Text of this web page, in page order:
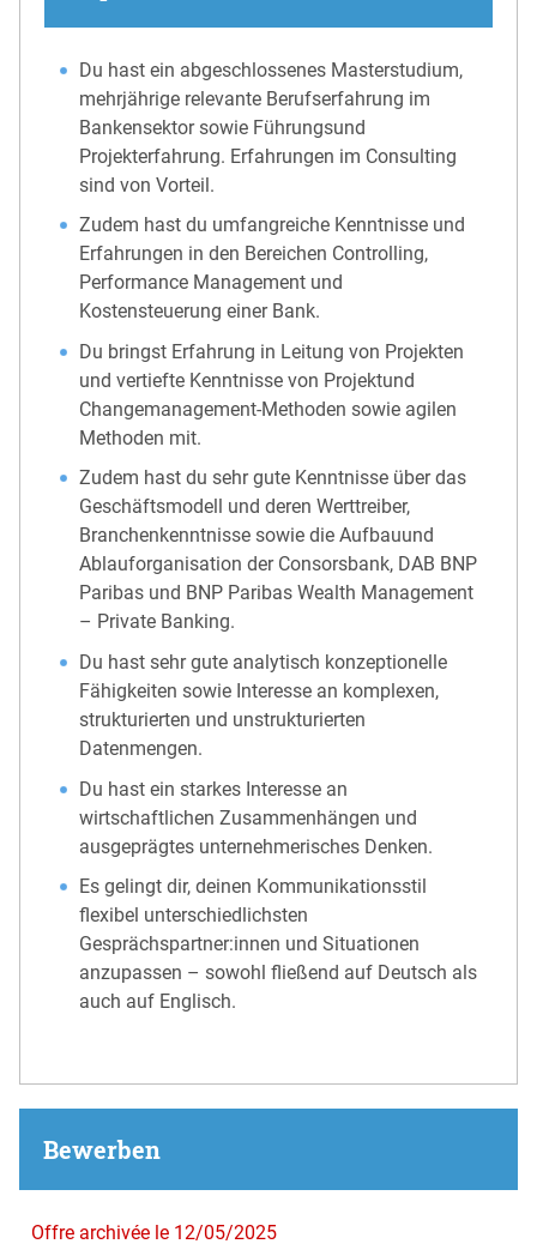
Du hast ein abgeschlossenes Masterstudium,
mehrjährige relevante Berufserfahrung im
Bankensektor sowie Führungsund
Projekterfahrung. Erfahrungen im Consulting
sind von Vorteil.
Zudem hast du umfangreiche Kenntnisse und
Erfahrungen in den Bereichen Controlling,
Performance Management und
Kostensteuerung einer Bank.
Du bringst Erfahrung in Leitung von Projekten
und vertiefte Kenntnisse von Projektund
Changemanagement-Methoden sowie agilen
Methoden mit.
Zudem hast du sehr gute Kenntnisse über das
Geschäftsmodell und deren Werttreiber,
Branchenkenntnisse sowie die Aufbauund
Ablauforganisation der Consorsbank, DAB BNP
Paribas und BNP Paribas Wealth Management
– Private Banking.
Du hast sehr gute analytisch konzeptionelle
Fähigkeiten sowie Interesse an komplexen,
strukturierten und unstrukturierten
Datenmengen.
Du hast ein starkes Interesse an
wirtschaftlichen Zusammenhängen und
ausgeprägtes unternehmerisches Denken.
Es gelingt dir, deinen Kommunikationsstil
flexibel unterschiedlichsten
Gesprächspartner:innen und Situationen
anzupassen – sowohl fließend auf Deutsch als
auch auf Englisch.
Bewerben
Offre archivée le 12/05/2025